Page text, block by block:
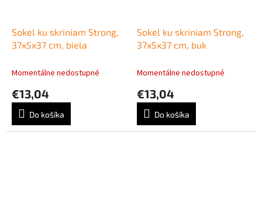
Sokel ku skriniam Strong,
37x5x37 cm, biela
Momentálne nedostupné
€13,04
Do košíka
Sokel ku skriniam Strong,
37x5x37 cm, buk
Momentálne nedostupné
€13,04
Do košíka